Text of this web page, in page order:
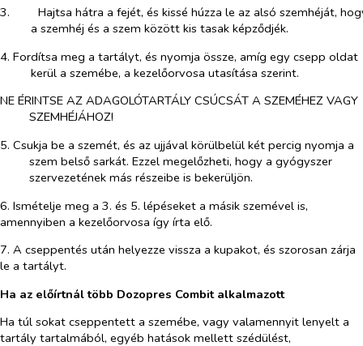
3.​
Hajtsa hátra a fejét, és kissé húzza le az alsó szemhéját,
a szemhéj és a szem között kis tasak képződjék.
4. Fordítsa meg a tartályt, és nyomja össze, amíg egy csepp oldat
kerül a szemébe, a kezelőorvosa utasítása szerint.
NE ÉRINTSE AZ ADAGOLÓTARTÁLY CSÚCSÁT A SZEMÉHEZ VAGY
SZEMHÉJÁHOZ!
5. Csukja be a szemét, és az ujjával körülbelül két percig nyomja a
szem belső sarkát. Ezzel megelőzheti, hogy a gyógyszer
szervezetének más részeibe is bekerüljön.
6. Ismételje meg a 3. és 5. lépéseket a másik szemével is,
amennyiben a kezelőorvosa így írta elő.
7. A cseppentés után helyezze vissza a kupakot, és szorosan zárja
le a tartályt.
Ha az előírtnál több Dozopres Combit alkalmazott
Ha túl sokat cseppentett a szemébe, vagy valamennyit lenyelt a
tartály tartalmából, egyéb hatások mellett szédülést,